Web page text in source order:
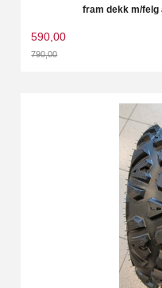
fram dekk m/felg
590,00
790,00